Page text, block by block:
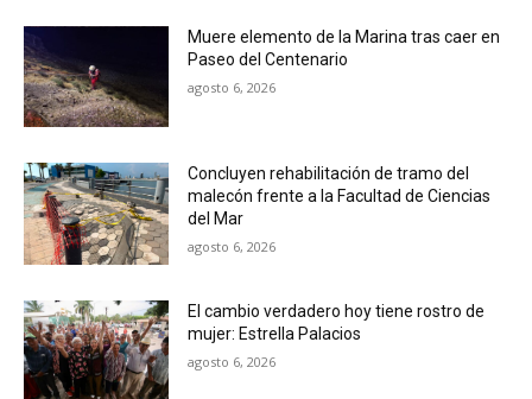
Muere elemento de la Marina tras caer en
Paseo del Centenario
agosto 6, 2026
Concluyen rehabilitación de tramo del
malecón frente a la Facultad de Ciencias
del Mar
agosto 6, 2026
El cambio verdadero hoy tiene rostro de
mujer: Estrella Palacios
agosto 6, 2026